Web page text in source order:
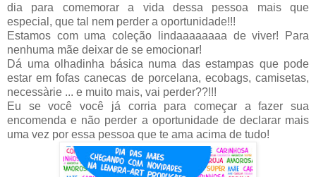
dia para comemorar a vida dessa pessoa mais que
especial, que tal nem perder a oportunidade!!!
Estamos com uma coleção lindaaaaaaaa de viver! Para
nenhuma mãe deixar de se emocionar!
Dá uma olhadinha básica numa das estampas que pode
estar em fofas canecas de porcelana, ecobags, camisetas,
necessàrie ... e muito mais, vai perder??!!!
Eu se você você já corria para começar a fazer sua
encomenda e não perder a oportunidade de declarar mais
uma vez por essa pessoa que te ama acima de tudo!